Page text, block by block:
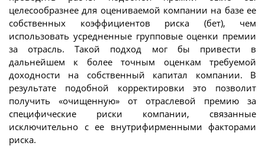
целесообразнее для оцениваемой компании на базе ее
собственных коэффициентов риска (бет), чем
использовать усредненные групповые оценки премии
за отрасль. Такой подход мог бы привести в
дальнейшем к более точным оценкам требуемой
доходности на собственный капитал компании. В
результате подобной корректировки это позволит
получить «очищенную» от отраслевой премию за
специфические риски компании, связанные
исключительно с ее внутрифирменными факторами
риска.